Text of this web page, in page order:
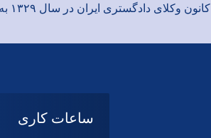
کانون وکلای دادگستری ایران در سال ۱۳۲۹ به عضویت
ساعات کاری